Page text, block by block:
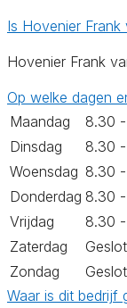
Is Hovenier
Hovenier Frank
Op welke dagen
Maandag
8.30 -
Dinsdag
8.30 -
Woensdag 8.30 -
Donderdag 8.30 -
Vrijdag
8.30 -
Zaterdag
Zondag
Waar is dit bedrijf